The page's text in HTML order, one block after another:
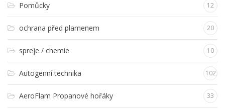
Pomůcky 12
ochrana před plamenem 20
spreje / chemie 10
Autogenní technika 102
AeroFlam Propanové hořáky 33